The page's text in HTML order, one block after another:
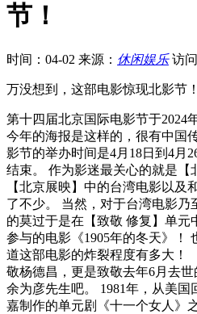
节！
时间：04-02 来源： 休闲娱乐 访
万没想到，这部电影惊现北影节！
第十四届北京国际电影节于2024
今年的海报是这样的，很有中国
影节的举办时间是4月18日到4月
结束。 作为影迷最关心的就是【
【北京展映】中的台湾电影以及
了不少。 当然，对于台湾电影乃
的莫过于是在【致敬 修复】单元
参与的电影《1905年的冬天》！
道这部电影的炸裂程度有多大！
敬杨德昌，更是致敬去年6月去
余为彦先生吧。 1981年，从美
嘉制作的单元剧《十一个女人》